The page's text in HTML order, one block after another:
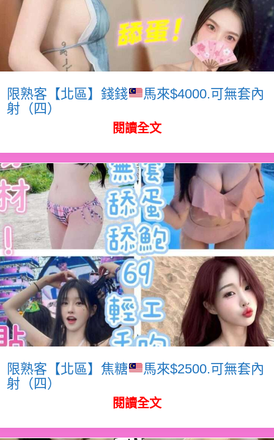
限熟客【北區】錢錢
馬來$4000.可無套內
射（四）
閱讀全文
限熟客【北區】焦糖
馬來$2500.可無套內
射（四）
閱讀全文